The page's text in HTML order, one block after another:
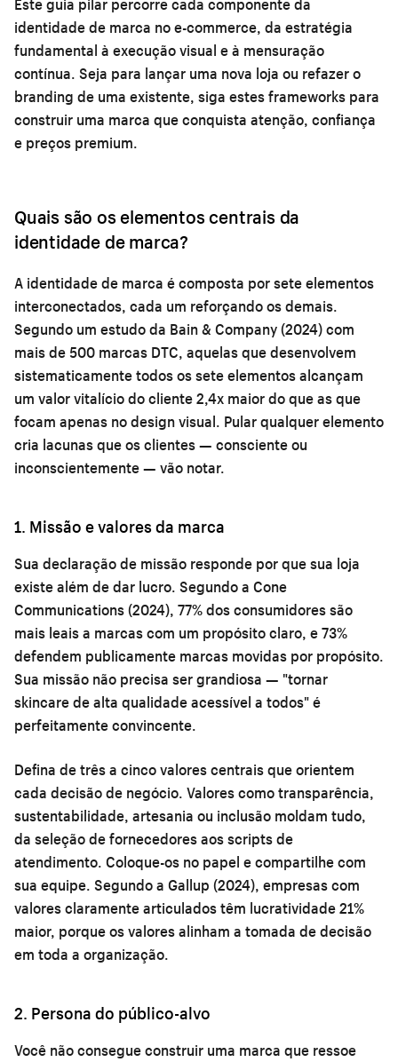
identidade de marca no e-commerce, da estratégia
fundamental à execução visual e à mensuração
contínua. Seja para lançar uma nova loja ou refazer o
branding de uma existente, siga estes frameworks para
construir uma marca que conquista atenção, confiança
e preços premium.
Quais são os elementos centrais da
identidade de marca?
A identidade de marca é composta por sete elementos
interconectados, cada um reforçando os demais.
Segundo um estudo da Bain & Company (2024) com
mais de 500 marcas DTC, aquelas que desenvolvem
sistematicamente todos os sete elementos alcançam
um valor vitalício do cliente 2,4x maior do que as que
focam apenas no design visual. Pular qualquer elemento
cria lacunas que os clientes — consciente ou
inconscientemente — vão notar.
1. Missão e valores da marca
Sua declaração de missão responde por que sua loja
existe além de dar lucro. Segundo a Cone
Communications (2024), 77% dos consumidores são
mais leais a marcas com um propósito claro, e 73%
defendem publicamente marcas movidas por propósito.
Sua missão não precisa ser grandiosa — "tornar
skincare de alta qualidade acessível a todos" é
perfeitamente convincente.
Defina de três a cinco valores centrais que orientem
cada decisão de negócio. Valores como transparência,
sustentabilidade, artesania ou inclusão moldam tudo,
da seleção de fornecedores aos scripts de
atendimento. Coloque-os no papel e compartilhe com
sua equipe. Segundo a Gallup (2024), empresas com
valores claramente articulados têm lucratividade 21%
maior, porque os valores alinham a tomada de decisão
em toda a organização.
2. Persona do público-alvo
Você não consegue construir uma marca que ressoe